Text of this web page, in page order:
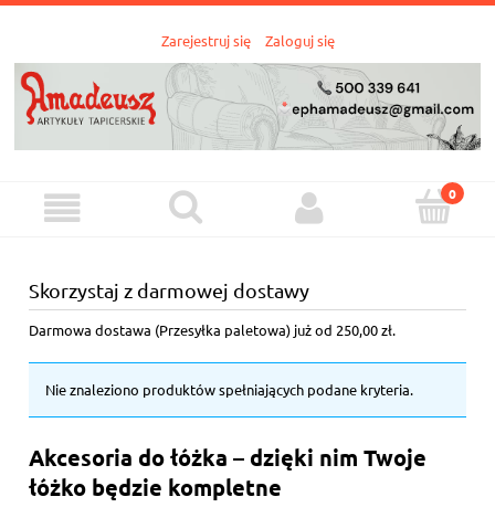
Zarejestruj się Zaloguj się
Skorzystaj z darmowej dostawy
Darmowa dostawa (Przesyłka paletowa) już od 250,00 zł.
Nie znaleziono produktów spełniających podane kryteria.
Akcesoria do łóżka – dzięki nim Twoje
łóżko będzie kompletne